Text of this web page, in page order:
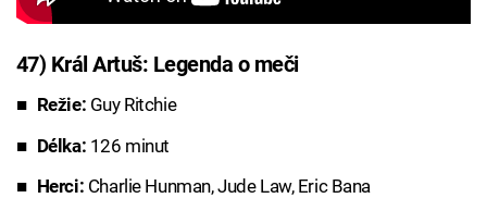
47) Král Artuš: Legenda o meči
Režie: Guy Ritchie
Délka: 126 minut
Herci: Charlie Hunman, Jude Law, Eric Bana